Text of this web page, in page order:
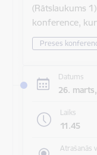
(Rātslaukums
konference,
Preses
Datums
26.
Laiks
11.45
Atrašanās